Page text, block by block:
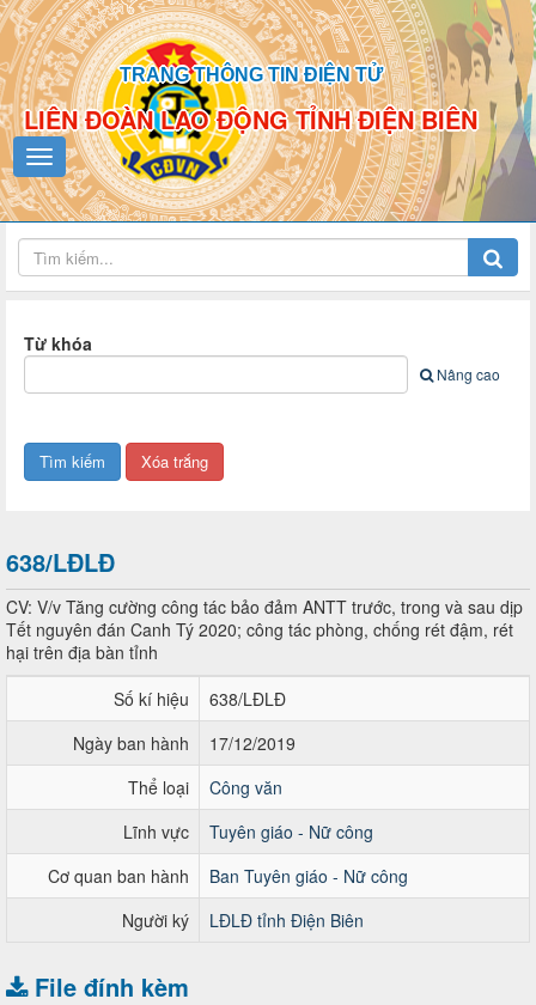
TRANG THÔNG TIN ĐIỆN TỬ
LIÊN ĐOÀN LAO ĐỘNG TỈNH ĐIỆN BIÊN
Từ khóa
Nâng cao
638/LĐLĐ
CV: V/v Tăng cường công tác bảo đảm ANTT trước, trong và sau dịp
Tết nguyên đán Canh Tý 2020; công tác phòng, chống rét đậm, rét
hại trên địa bàn tỉnh
Số kí hiệu
638/LĐLĐ
Ngày ban hành
17/12/2019
Thể loại
Công văn
Lĩnh vực
Tuyên giáo - Nữ công
Cơ quan ban hành
Ban Tuyên giáo - Nữ công
Người ký
LĐLĐ tỉnh Điện Biên
File đính kèm